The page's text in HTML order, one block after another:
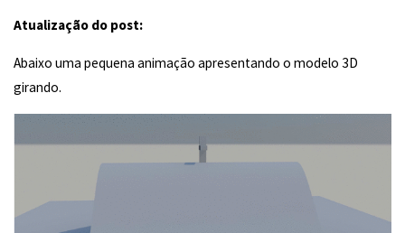
Atualização do post:
Abaixo uma pequena animação apresentando o modelo 3D
girando.